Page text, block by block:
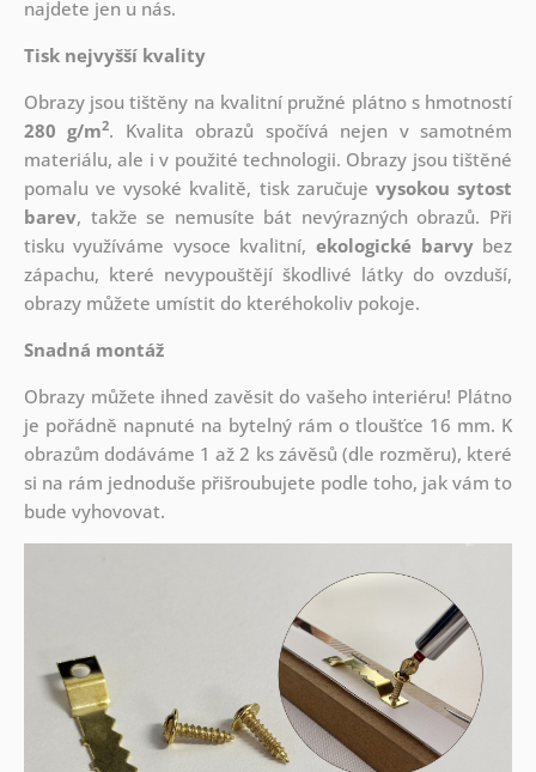
najdete jen u nás.
Tisk nejvyšší kvality
Obrazy jsou tištěny na kvalitní pružné plátno s hmotností
280 g/m2. Kvalita obrazů spočívá nejen v samotném
materiálu, ale i v použité technologii. Obrazy jsou tištěné
pomalu ve vysoké kvalitě, tisk zaručuje vysokou sytost
barev, takže se nemusíte bát nevýrazných obrazů. Při
tisku využíváme vysoce kvalitní,ekologické barvybez
zápachu, které nevypouštějí škodlivé látky do ovzduší,
obrazy můžete umístit do kteréhokoliv pokoje.
Snadná montáž
Obrazy můžete ihned zavěsit do vašeho interiéru! Plátno
je pořádně napnuté na bytelný rám o tloušťce 16 mm. K
obrazům dodáváme 1 až 2 ks závěsů (dle rozměru), které
si na rám jednoduše přišroubujete podle toho, jak vám to
bude vyhovovat.